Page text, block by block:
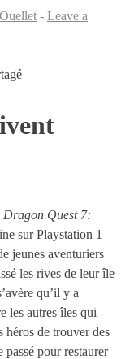
- Leave a
Dragon Quest 7:
sur Playstation 1
jeunes aventuriers
les rives de leur île
qu’il y a
les autres îles qui
héros de trouver des
pour restaurer